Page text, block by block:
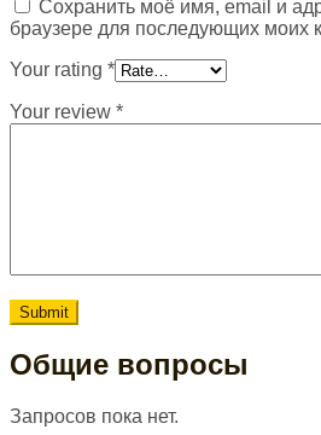
Сохранить моё имя, email и
браузере для последующих моих
Your rating *
Your review *
Общие вопросы
Запросов пока нет.